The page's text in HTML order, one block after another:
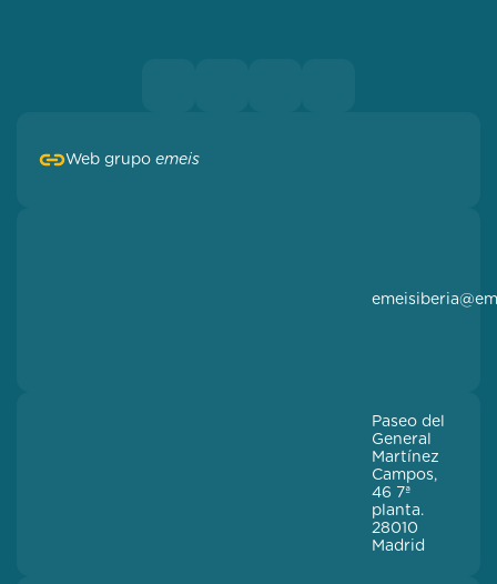
Web grupo emeis
Paseo del
General
Martínez
Campos,
46 7ª
planta.
28010
Madrid